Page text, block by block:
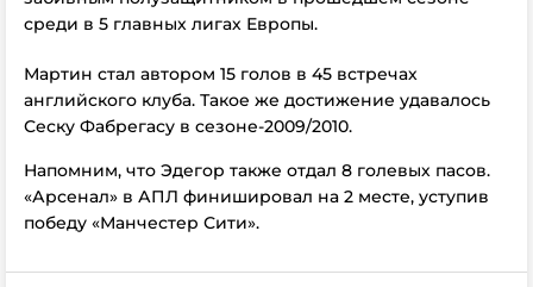
среди в 5 главных лигах Европы.
Мартин стал автором 15 голов в 45 встречах
английского клуба. Такое же достижение удавалось
Сеску Фабрегасу в сезоне-2009/2010.
Напомним, что Эдегор также отдал 8 голевых пасов.
«Арсенал» в АПЛ финишировал на 2 месте, уступив
победу «Манчестер Сити».